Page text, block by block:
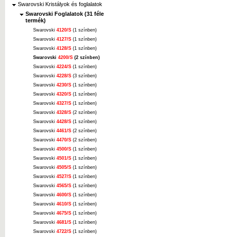
Swarovski Kristályok és foglalatok
Swarovski Foglalatok (31 féle
termék)
Swarovski 4120/S (1 színben)
Swarovski 4127/S (1 színben)
Swarovski 4128/S (1 színben)
Swarovski 4200/S (2 színben)
Swarovski 4224/S (1 színben)
Swarovski 4228/S (3 színben)
Swarovski 4230/S (1 színben)
Swarovski 4320/S (1 színben)
Swarovski 4327/S (1 színben)
Swarovski 4328/S (2 színben)
Swarovski 4428/S (1 színben)
Swarovski 4461/S (2 színben)
Swarovski 4470/S (2 színben)
Swarovski 4500/S (1 színben)
Swarovski 4501/S (1 színben)
Swarovski 4505/S (1 színben)
Swarovski 4527/S (1 színben)
Swarovski 4565/S (1 színben)
Swarovski 4600/S (1 színben)
Swarovski 4610/S (1 színben)
Swarovski 4675/S (1 színben)
Swarovski 4681/S (1 színben)
Swarovski 4722/S (1 színben)